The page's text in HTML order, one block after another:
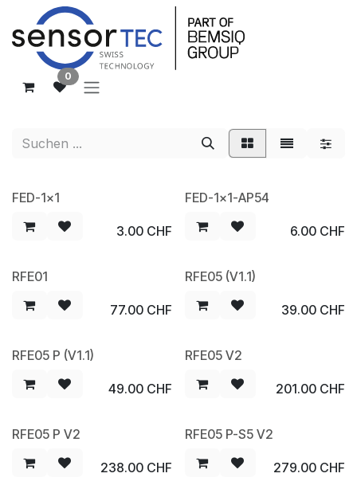
Zum Inhalt springen
0
FED-1x1
3.00CHF
FED-1x1-AP54
6.00CHF
RFE01
77.00CHF
Sale
RFE05 (V1.1)
39.00CHF
Sale
RFE05 P (V1.1)
49.00CHF
RFE05 V2
201.00CHF
RFE05 P V2
238.00CHF
RFE05 P-S5 V2
279.00CHF